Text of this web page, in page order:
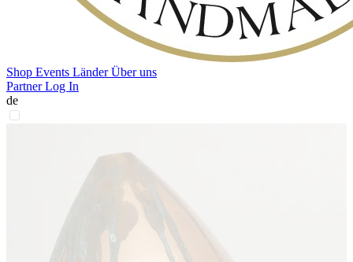
Shop Events LänderÜber uns
Partner Log In
de